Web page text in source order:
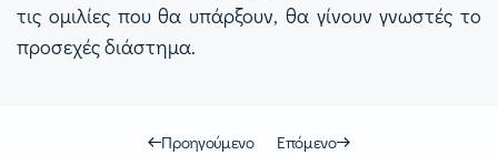
τις ομιλίες που θα υπάρξουν, θα γίνουν γνωστές το
προσεχές διάστημα.
Προηγούμενο Επόμενο